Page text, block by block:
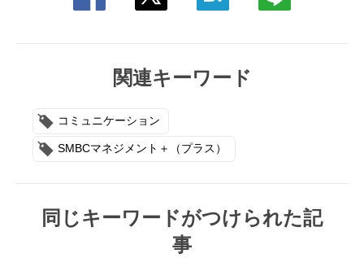
関連キーワード
コミュニケーション
SMBCマネジメント＋（プラス）
同じキーワードがつけられた記
事